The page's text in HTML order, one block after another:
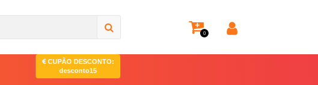
0
CUPÃO DESCONTO:
desconto15